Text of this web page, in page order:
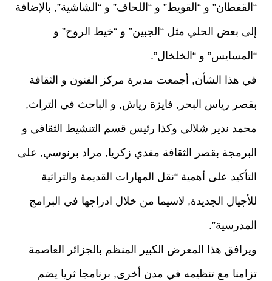
“القفطان” و “القويط” و “اللحاف” و “الشاشية”, بالإضافة
إلى بعض الحلي مثل “الجبين” و “خيط الروح” و
“المسايس” و “الخلخال”.
في هذا الشأن, أجمعت مديرة مركز الفنون و الثقافة
بقصر رياس البحر, فايزة رياش, و الباحث في التراث,
محمد ندير شلالي وكذا رئيس قسم التنشيط الثقافي و
البرمجة بقصر الثقافة مفدي زكريا, مراد برنوسي, على
التأكيد على أهمية “نقل المهارات القديمة والتراثية
للأجيال الجديدة, لاسيما من خلال ادراجها في البرامج
المدرسية”.
ويرافق هذا المعرض الكبير المنظم بالجزائر العاصمة
تزامنا مع تنظيمه في مدن أخرى, برنامجا ثريا يضم